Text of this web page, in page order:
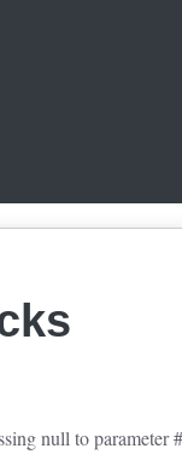
null to